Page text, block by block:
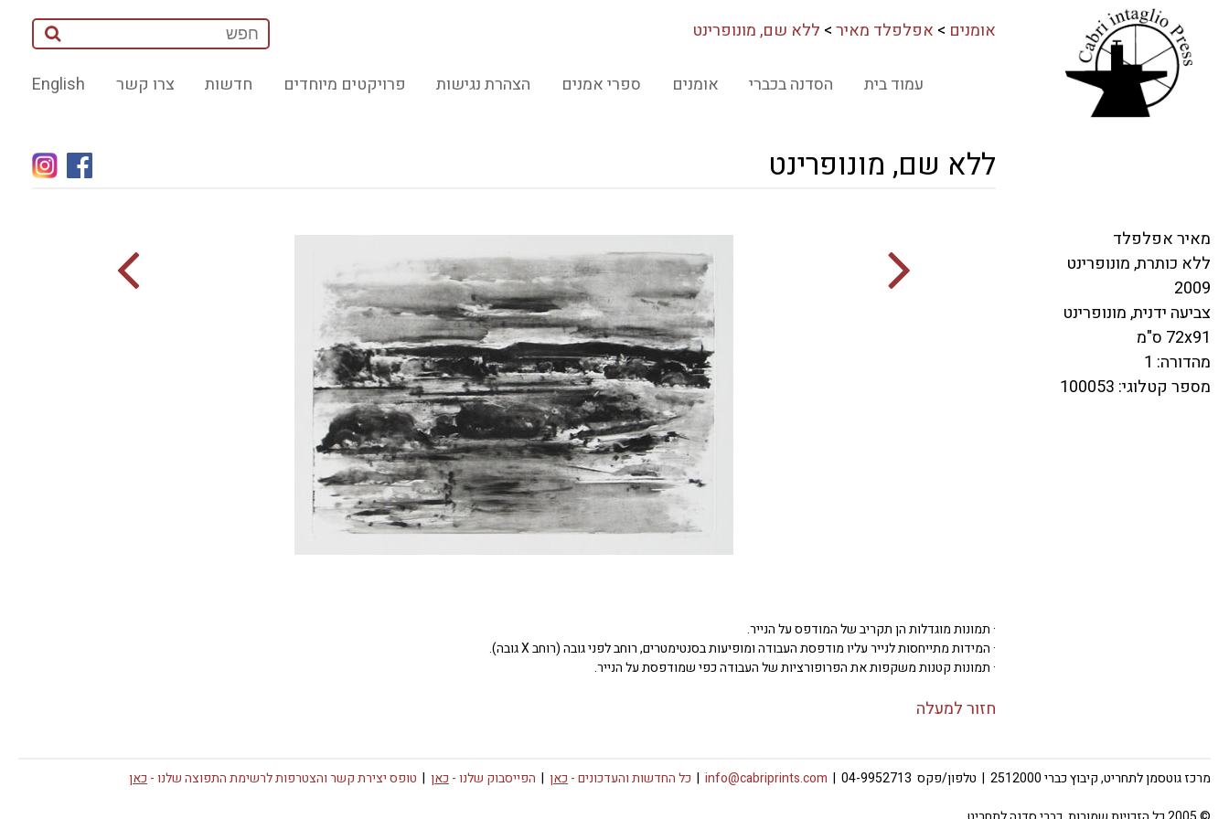
אומנים > אפלפלד מאיר> ללא שם, מונופרינט
English צרו קשר חדשות פרויקטים מיוחדים הצהרת נגישות ספרי אמנים אומנים הסדנה בכברי עמוד בית
ללא שם, מונופרינט
· תמונות מוגדלות הן תקריב של המודפס על הנייר.
· המידות מתייחסות לנייר עליו מודפסת העבודה ומופיעות בסנטימטרים, רוחב לפני גובה (רוחב X גובה).
· תמונות קטנות משקפות את הפרופורציות של העבודה כפי שמודפסת על הנייר.
חזור למעלה
מאיר אפלפלד
ללא כותרת, מונופרינט
2009
צביעה ידנית, מונופרינט
72x91 ס"מ
מהדורה: 1
מספר קטלוגי: 100053
מרכז גוטסמן לתחריט, קיבוץ כברי 2512000 | טלפון/פקס 04-9952713 | info@cabriprints.com
| כל החדשות והעדכונים - כאן | הפייסבוק שלנו - כאן | טופס יצירת קשר והצטרפות לרשימת התפוצה שלנו - כאן